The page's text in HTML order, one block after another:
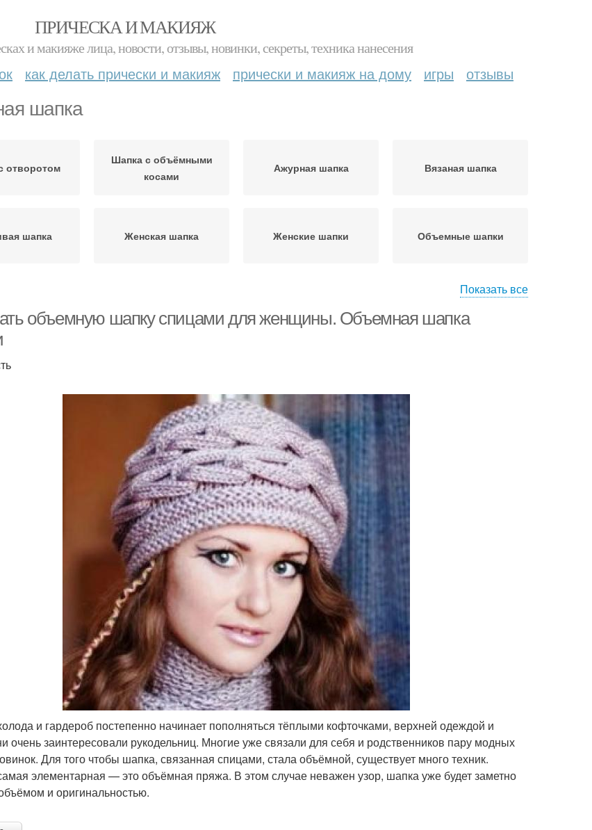
ПРИЧЕСКА И МАКИЯЖ
и макияже лица, новости, отзывы, новинки, секреты, техника нанесения
как делать прически и макияж прически и макияж на дому игры отзывы
шапка
отворотом
Шапка с объёмными
косами
Ажурная шапка Вязаная шапка
шапка Женская шапка Женские шапки Объемные шапки
шапка
Показать все
объемную шапку спицами для женщины. Объемная шапка
и гардероб постепенно начинает пополняться тёплыми кофточками, верхней одеждой и
очень заинтересовали рукодельниц. Многие уже связали для себя и родственников пару модных
Для того чтобы шапка, связанная спицами, стала объёмной, существует много техник.
элементарная — это объёмная пряжа. В этом случае неважен узор, шапка уже будет заметно
и оригинальностью.